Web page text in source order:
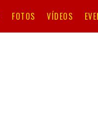
FOTOS VÍDEOS